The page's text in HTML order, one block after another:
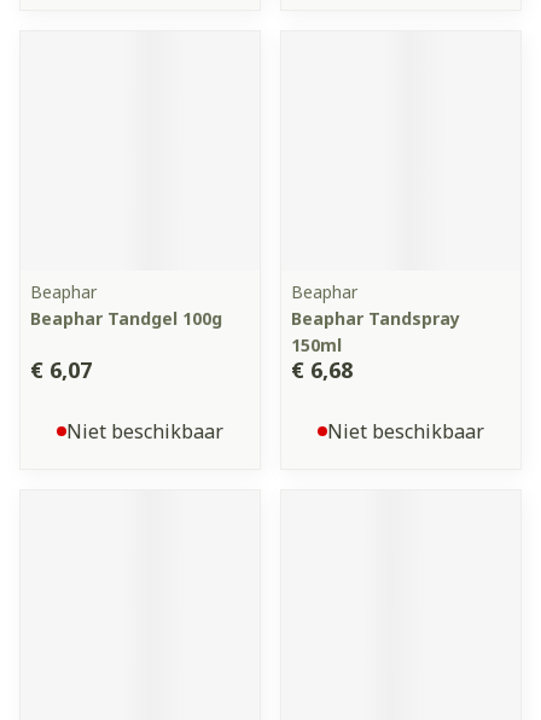
Beaphar
Beaphar Tandgel 100g
€ 6,07
Niet beschikbaar
Beaphar
Beaphar Tandspray
150ml
€ 6,68
Niet beschikbaar